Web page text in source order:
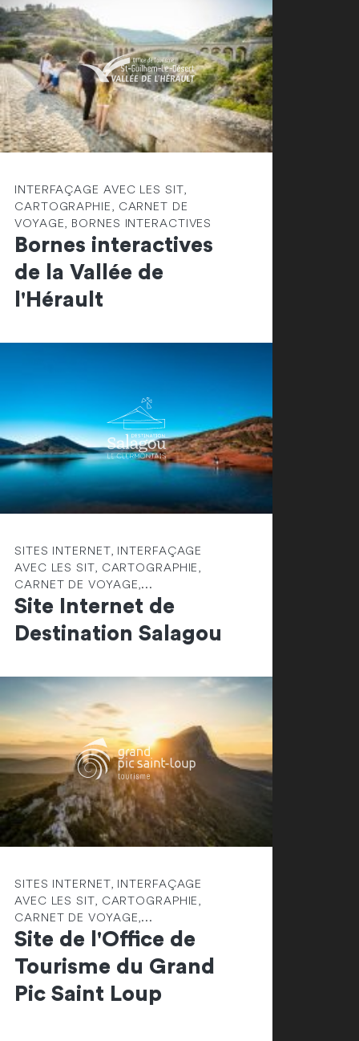
INTERFAÇAGE AVEC LES SIT,
CARTOGRAPHIE, CARNET DE
VOYAGE, BORNES INTERACTIVES
Bornes interactives
de la Vallée de
l'Hérault
SITES INTERNET, INTERFAÇAGE
AVEC LES SIT, CARTOGRAPHIE,
CARNET DE VOYAGE,...
Site Internet de
Destination Salagou
SITES INTERNET, INTERFAÇAGE
AVEC LES SIT, CARTOGRAPHIE,
CARNET DE VOYAGE,...
Site de l'Office de
Tourisme du Grand
Pic Saint Loup